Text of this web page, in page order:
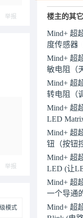
举报
举报
模式
楼主的其
Mind+ 超
度传感器
Mind+ 超
敏电阻（
Mind+ 超
转电阻（
Mind+ 超
LED
Mind+ 超
钮（按钮
Mind+ 超
LED (让
Mind+ 超
一个导通
Mind+ 超